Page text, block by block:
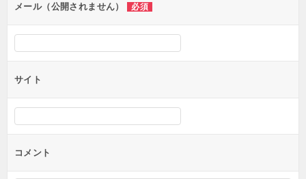
メール（公開されません） 必須
サイト
コメント